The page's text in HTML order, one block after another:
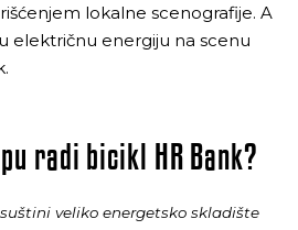
lokalne scenografije. A
električnu energiju na scenu
radi bicikl HR Bank?
veliko energetsko skladište